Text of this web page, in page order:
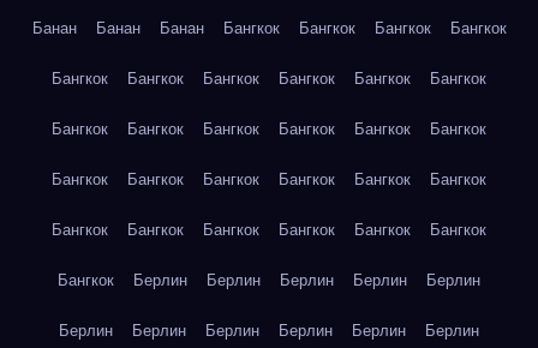
Банан Банан Банан Бангкок Бангкок Бангкок Бангкок
Бангкок Бангкок Бангкок Бангкок Бангкок Бангкок
Бангкок Бангкок Бангкок Бангкок Бангкок Бангкок
Бангкок Бангкок Бангкок Бангкок Бангкок Бангкок
Бангкок Бангкок Бангкок Бангкок Бангкок Бангкок
Бангкок Берлин Берлин Берлин Берлин Берлин
Берлин Берлин Берлин Берлин Берлин Берлин